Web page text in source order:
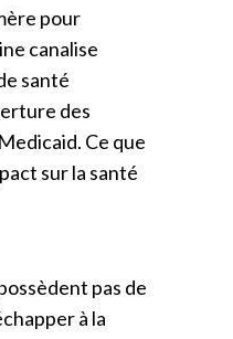
pour
canalise
santé
des
Ce que
sur la santé
pas de
à la